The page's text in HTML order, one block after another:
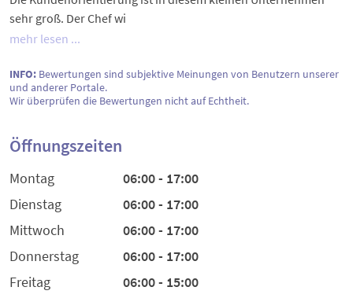
sehr groß. Der Chef wi
mehr lesen ...
INFO: Bewertungen sind subjektive Meinungen von Benutzern unserer
und anderer Portale.
Wir überprüfen die Bewertungen nicht auf Echtheit.
Öffnungszeiten
Montag
06:00 - 17:00
Dienstag
06:00 - 17:00
Mittwoch
06:00 - 17:00
Donnerstag
06:00 - 17:00
Freitag
06:00 - 15:00